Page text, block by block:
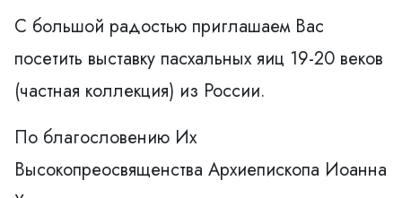
С большой радостью приглашаем Вас
посетить выставку пасхальных яиц 19-20 веков
(частная коллекция) из России.
По благословению Их
Высокопреосвященства Архиепископа Иоанна